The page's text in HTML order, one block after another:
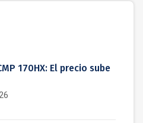
170HX: El precio sube